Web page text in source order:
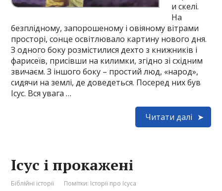
и скелі.
На
безплідному, запорошеному і овіяному вітрами
просторі, сонце освітлювало картину нового дня.
З одного боку розмістилися дехто з книжників і
фарисеїв, присівши на килимки, згідно зі східним
звичаєм. З іншого боку – простий люд, «народ»,
сидячи на землі, де доведеться. Посеред них був
Ісус. Вся увага …
Читати далі
Ісус і прокажені
Біблійні історії Помітки: Історії про Ісуса